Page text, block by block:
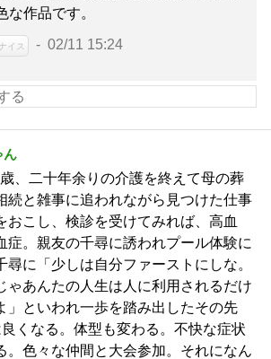
な作品です。
イス 02/11 15:24
ん
、二十年余りの介護を終えて母の葬
続と雑事に追われながら見つけた仕事
おこし、検診を受けてみれば、高血
症。親友の千尋に誘われプール体験に
尋に「少しは自分ファーストにしな。
ゃあんたの人生は人に利用されるだけ
」といわれ一歩を踏み出したその先
くなる。体型も変わる。不快な症状
。色々な仲間と大会参加。それになん